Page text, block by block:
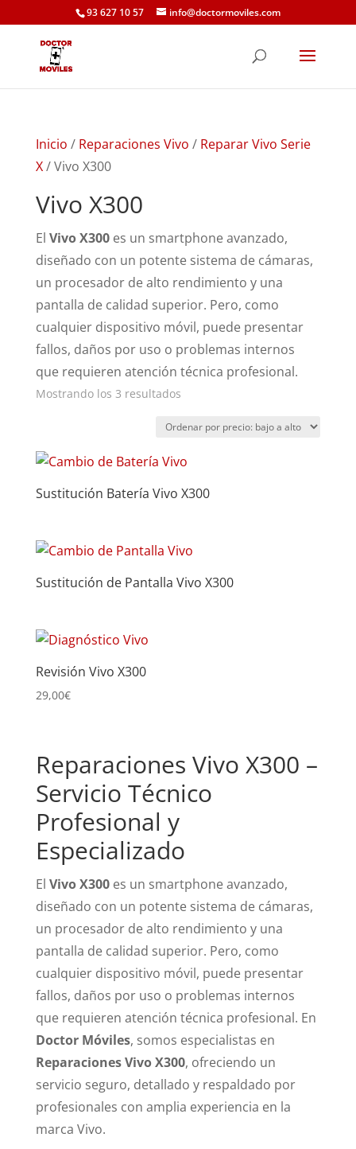
93 627 10 57 info@doctormoviles.com
Inicio / Reparaciones Vivo / Reparar Vivo Serie
X/ Vivo X300
Vivo X300
El Vivo X300es un smartphone avanzado,
diseñado con un potente sistema de cámaras,
un procesador de alto rendimiento y una
pantalla de calidad superior. Pero, como
cualquier dispositivo móvil, puede presentar
fallos, daños por uso o problemas internos
que requieren atención técnica profesional.
Mostrando los 3 resultadosOrdenado
precio:
bajo
Sustitución Batería Vivo X300
Sustitución de Pantalla Vivo X300
Revisión Vivo X300
29,00€
Reparaciones Vivo X300 –
Servicio Técnico
Profesional y
Especializado
El Vivo X300es un smartphone avanzado,
diseñado con un potente sistema de cámaras,
un procesador de alto rendimiento y una
pantalla de calidad superior. Pero, como
cualquier dispositivo móvil, puede presentar
fallos, daños por uso o problemas internos
que requieren atención técnica profesional. En
Doctor Móviles, somos especialistas en
Reparaciones Vivo X300, ofreciendo un
servicio seguro, detallado y respaldado por
profesionales con amplia experiencia en la
marca Vivo.